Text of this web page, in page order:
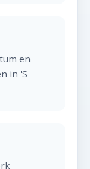
en
in 'S